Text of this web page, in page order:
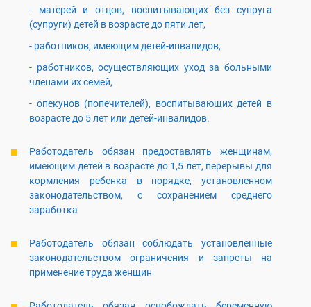
- матерей и отцов, воспитывающих без супруга
(супруги) детей в возрасте до пяти лет,
- работников, имеющим детей-инвалидов,
- работников, осуществляющих уход за больными
членами их семей,
- опекунов (попечителей), воспитывающих детей в
возрасте до 5 лет или детей-инвалидов.
Работодатель обязан предоставлять женщинам,
имеющим детей в возрасте до 1,5 лет, перерывы для
кормления ребенка в порядке, установленном
законодательством, с сохранением среднего
заработка
Работодатель обязан соблюдать установленные
законодательством ограничения и запреты на
применение труда женщин